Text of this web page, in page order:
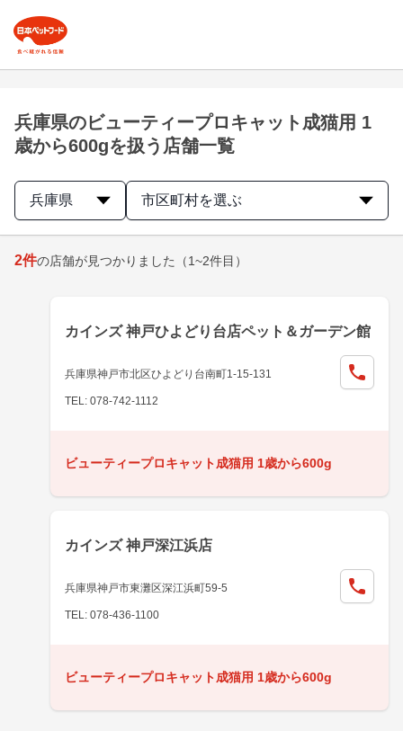
兵庫県のビューティープロキャット成猫用 1
歳から600gを扱う店舗一覧
兵庫県 市区町村を選ぶ
2件の店舗が見つかりました （1~2件目）
カインズ 神戸ひよどり台店ペット＆ガーデン館
兵庫県神戸市北区ひよどり台南町1-15-131
TEL: 078-742-1112
ビューティープロキャット成猫用 1歳から600g
カインズ 神戸深江浜店
兵庫県神戸市東灘区深江浜町59-5
TEL: 078-436-1100
ビューティープロキャット成猫用 1歳から600g